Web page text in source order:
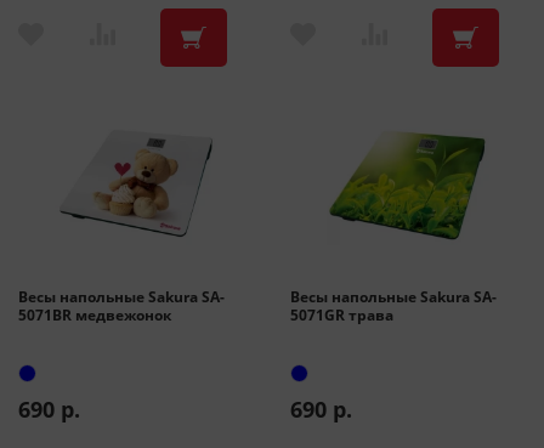
Весы напольные Sakura SA-
5071BR медвежонок
690 р.
Весы напольные Sakura SA-
5071GR трава
690 р.